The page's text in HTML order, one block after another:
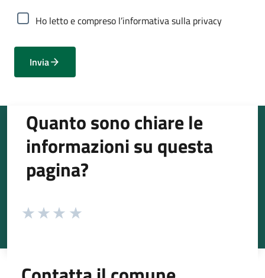
Ho letto e compreso l’informativa sulla privacy
Invia
Quanto sono chiare le
informazioni su questa
pagina?